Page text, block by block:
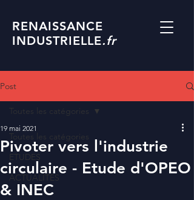
RENAISSANCE
INDUSTRIELLE.fr
Post
Toutes les catégories
ETUDES
ACTUALITES
Toutes les catégories
Pivoter vers l'industrie
circulaire - Etude d'OPEO
& INEC
19 mai 2021